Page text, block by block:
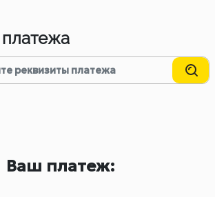
Ваш платеж: